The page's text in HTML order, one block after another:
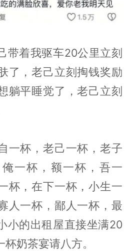
带着我驱车20公里立刻
了，老己立刻掏钱奖励
躺平睡觉了，老己立刻
一杯，老己一杯，老子
一杯，额一杯，吾一
杯，在下一杯，小生一
人一杯，鄙人一杯，最
小的出租屋直接坐满20
奶茶宴请八方。